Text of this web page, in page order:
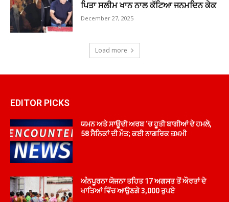
ਪਿਤਾ ਸਲੀਮ ਖਾਨ ਨਾਲ ਕੱਟਿਆ ਜਨਮਦਿਨ ਕੇਕ
December 27, 2025
Load more
EDITOR PICKS
ਯਮਨ ਅਤੇ ਸਾਊਦੀ ਅਰਬ ‘ਚ ਹੂਤੀ ਬਾਗੀਆਂ ਦੇ ਹਮਲੇ,
58 ਸੈਨਿਕਾਂ ਦੀ ਮੌਤ; ਕਈ ਨਾਗਰਿਕ ਜ਼ਖ਼ਮੀ
ਅੰਨਪੂਰਨਾ ਯੋਜਨਾ ਤਹਿਤ 17 ਅਗਸਤ ਤੋਂ ਔਰਤਾਂ ਦੇ
ਖਾਤਿਆਂ ਵਿੱਚ ਆਉਣਗੇ 3,000 ਰੁਪਏ